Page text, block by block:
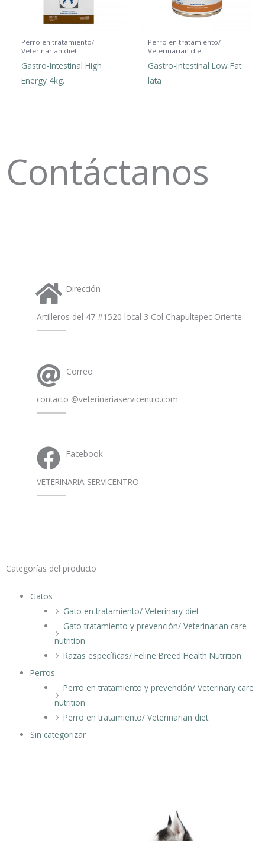
Perro en tratamiento/
Veterinarian diet
Gastro-Intestinal High
Energy 4kg.
Perro en tratamiento/
Veterinarian diet
Gastro-Intestinal Low Fat
lata
Contáctanos
Dirección
Artilleros del 47 #1520 local 3 Col Chapultepec Oriente.
Correo
contacto @veterinariaservicentro.com
Facebook
VETERINARIA SERVICENTRO
Categorías del producto
Gatos
Gato en tratamiento/ Veterinary diet
Gato tratamiento y prevención/ Veterinarian care
nutrition
Razas específicas/ Feline Breed Health Nutrition
Perros
Perro en tratamiento y prevención/ Veterinary care
nutrition
Perro en tratamiento/ Veterinarian diet
Sin categorizar
p